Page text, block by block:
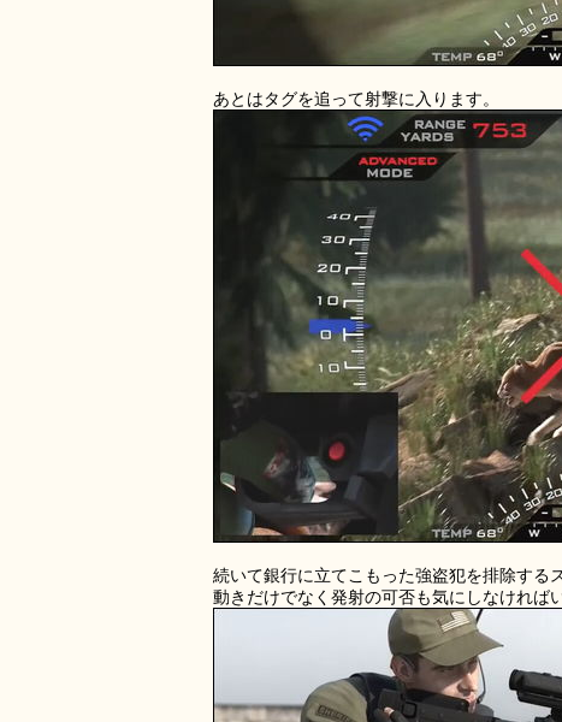
あとはタグを追って射撃に入ります。
続いて銀行に立てこもった強盗犯を排除する
動きだけでなく発射の可否も気にしなければ